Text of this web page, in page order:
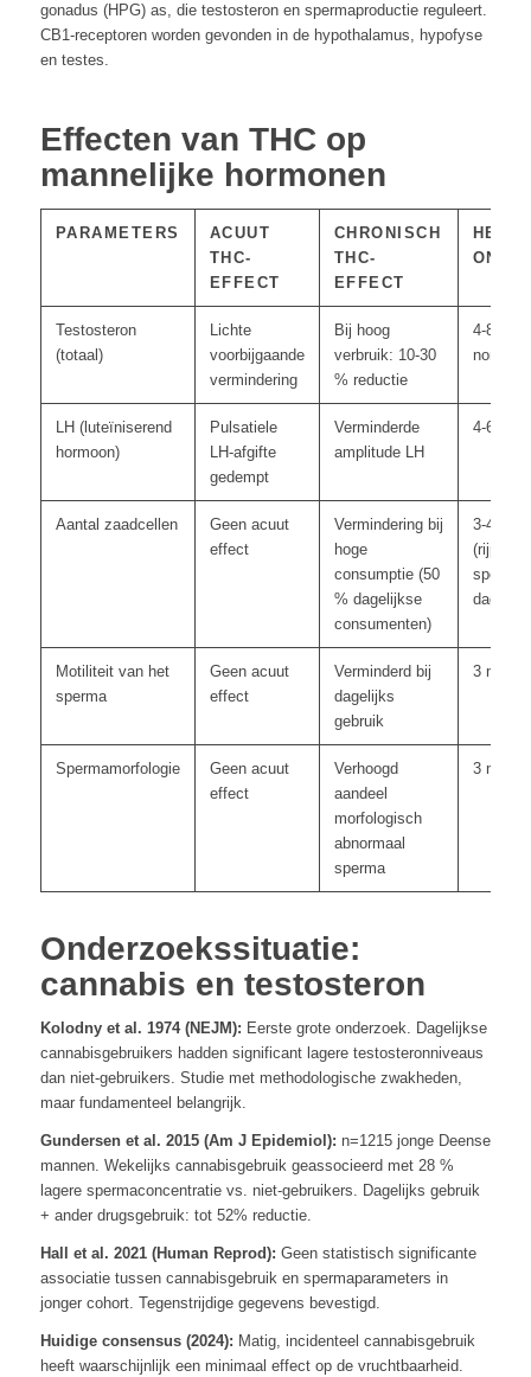
gonadus (HPG) as, die testosteron en spermaproductie reguleert.
CB1-receptoren worden gevonden in de hypothalamus, hypofyse
en testes.
Effecten van THC op
mannelijke hormonen
PARAMETERS
ACUUT
THC-
EFFECT
CHRONISCH
THC-
EFFECT
Testosteron
(totaal)
Lichte
voorbijgaande
vermindering
Bij hoog
verbruik: 10-30
% reductie
4-8
LH (luteïniserend
hormoon)
Pulsatiele
LH-afgifte
gedempt
Verminderde
amplitude LH
4-6
Aantal zaadcellen
Geen acuut
effect
Vermindering bij
hoge
consumptie (50
% dagelijkse
consumenten)
3-4
(rijping
sperma
dagen)
Motiliteit van het
sperma
Geen acuut
effect
Verminderd bij
dagelijks
gebruik
3
Spermamorfologie
Geen acuut
effect
Verhoogd
aandeel
morfologisch
abnormaal
sperma
3
Onderzoekssituatie:
cannabis en testosteron
Kolodny et al. 1974 (NEJM): Eerste grote onderzoek. Dagelijkse
cannabisgebruikers hadden significant lagere testosteronniveaus
dan niet-gebruikers. Studie met methodologische zwakheden,
maar fundamenteel belangrijk.
Gundersen et al. 2015 (Am J Epidemiol): n=1215 jonge Deense
mannen. Wekelijks cannabisgebruik geassocieerd met 28 %
lagere spermaconcentratie vs. niet-gebruikers. Dagelijks gebruik
+ ander drugsgebruik: tot 52% reductie.
Hall et al. 2021 (Human Reprod): Geen statistisch significante
associatie tussen cannabisgebruik en spermaparameters in
jonger cohort. Tegenstrijdige gegevens bevestigd.
Huidige consensus (2024): Matig, incidenteel cannabisgebruik
heeft waarschijnlijk een minimaal effect op de vruchtbaarheid.